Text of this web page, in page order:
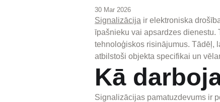
30 Mar 2026
Signalizācija ir elektroniska
īpašnieku vai apsardzes dienestu.
tehnoloģiskos risinājumus. Tādēļ,
atbilstoši objekta specifikai un
Kā
Signalizācijas pamatuzdevums ir